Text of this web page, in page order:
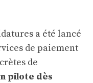
a été lancé
de paiement
de
pilote dès